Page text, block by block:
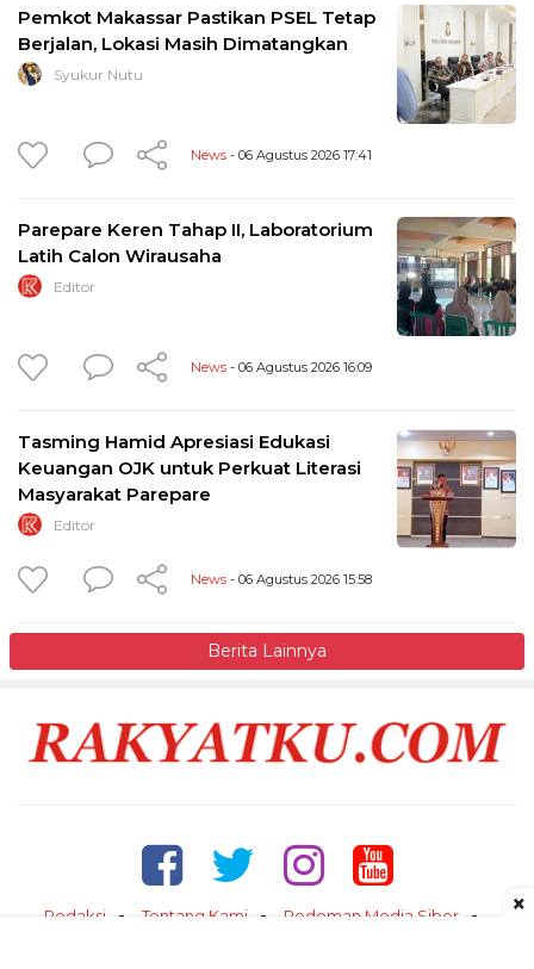
Pemkot Makassar Pastikan PSEL Tetap
Berjalan, Lokasi Masih Dimatangkan
Syukur Nutu
News - 06 Agustus 2026 17:41
Parepare Keren Tahap II, Laboratorium
Latih Calon Wirausaha
Editor
News - 06 Agustus 2026 16:09
Tasming Hamid Apresiasi Edukasi
Keuangan OJK untuk Perkuat Literasi
Masyarakat Parepare
Editor
News - 06 Agustus 2026 15:58
Berita Lainnya
Redaksi Tentang Kami
Pedoman Media Siber
×